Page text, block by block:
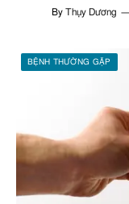
By Thụy Dương
BỆNH THƯỜNG GẶP